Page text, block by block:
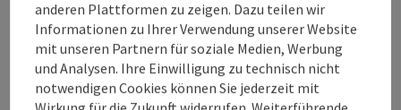
28.08.2026 Brauereimusik Zipf
04.09.2026 Trachtenmusikkapelle Frankenburg
11.09.2026 Hubertus Musikkapelle Attnang-Puchheim
18.09.2026 Stadtmusik Vöcklabruck
anderen Plattformen zu zeigen. Dazu teilen wir
Informationen zu Ihrer Verwendung unserer Website
mit unseren Partnern für soziale Medien, Werbung
und Analysen. Ihre Einwilligung zu technisch nicht
notwendigen Cookies können Sie jederzeit mit